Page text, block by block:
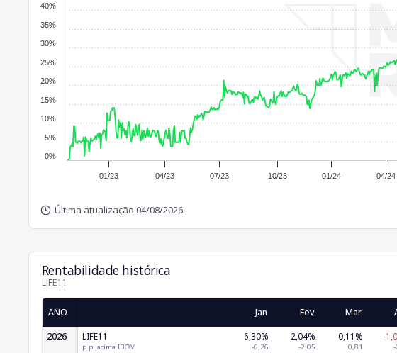
01/23 04/23 07/23 10/23 01/24 04/24
0%
5%
10%
15%
20%
25%
30%
35%
40%
Última atualização 04/08/2026.
Rentabilidade histórica
LIFE11
ANO Jan Fev Mar
2026
LIFE11
p.p. acima IBOV
6,30%
-6,26
2,04%
-2,05
0,11%
0,81
-